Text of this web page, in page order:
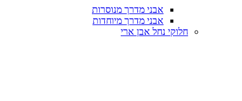
אבני מדרך מנוסרות
אבני מדרך מיוחדות
חלוקי נחל אבן ארי